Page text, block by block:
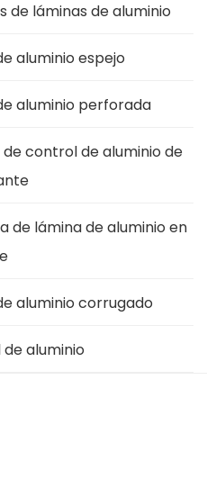
de láminas de aluminio
aluminio espejo
aluminio perforada
de control de aluminio de
de lámina de aluminio en
aluminio corrugado
de aluminio